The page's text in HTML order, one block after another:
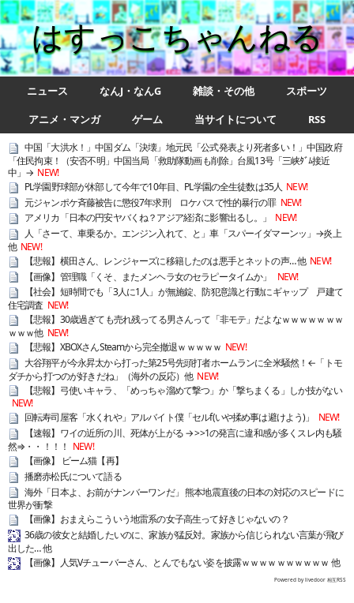
はすっこちゃんねる
ニュース なんJ・なんG 雑談・その他
スポーツ
アニメ・マンガ
ゲーム 当サイトについて RSS
中国「大洪水！」中国ダム「決壊」地元民「公式発表より死者多い！」中国政府
「住民拘束！（安否不明」中国当局「救助隊動画も削除」台風13号「三峡ﾀﾞﾑ接近
中」→ NEW!
PL学園野球部が休部して今年で10年目、PL学園の全生徒数は35人 NEW!
元ジャンポケ斉藤被告に懲役7年求刑 ロケバスで性的暴行の罪 NEW!
アメリカ「日本の円安ヤバくね？アジア経済に影響出るし。」
NEW!
人「さーて、車乗るか。エンジン入れて、と」車「スパーイダマーンッ」→炎上
他 NEW!
【悲報】横田さん、レンジャーズに移籍したのは悪手とネットの声… 他 NEW!
【画像】管理職「くそ、またメンヘラ女のセラピータイムか」
NEW!
【社会】短時間でも「3人に1人」が無施錠、防犯意識と行動にギャップ 戸建て
住宅調査 NEW!
【悲報】30歳過ぎても売れ残ってる男さんって「非モテ」だよなｗｗｗｗｗｗｗ
ｗｗｗ他 NEW!
【悲報】XBOXさんSteamから完全撤退ｗｗｗｗｗ NEW!
大谷翔平が今永昇太から打った第25号先頭打者ホームランに全米騒然！←「トモ
ダチから打つのが好きだね」（海外の反応）他 NEW!
【悲報】弓使いキャラ、「めっちゃ溜めて撃つ」か「撃ちまくる」しか技がない
NEW!
回転寿司屋客「水くれや」アルバイト僕「セルf(いや揉め事は避けよう)」
NEW!
【速報】ワイの近所の川、死体が上がる → >>1の発言に違和感が多くスレ内も騒
然⇒・・！！！ NEW!
【画像】 ビーム猫【再】
播磨赤松氏について語る
海外「日本よ、お前がナンバーワンだ」 熊本地震直後の日本の対応のスピードに
世界が衝撃
【画像】おまえらこういう地雷系の女子高生って好きじゃないの？
36歳の彼女と結婚したいのに、家族が猛反対。家族から信じられない言葉が飛び
出した… 他
【画像】人気Vチューバーさん、とんでもない姿を披露ｗｗｗｗｗｗｗｗｗｗ 他
Powered by livedoor 相互RSS